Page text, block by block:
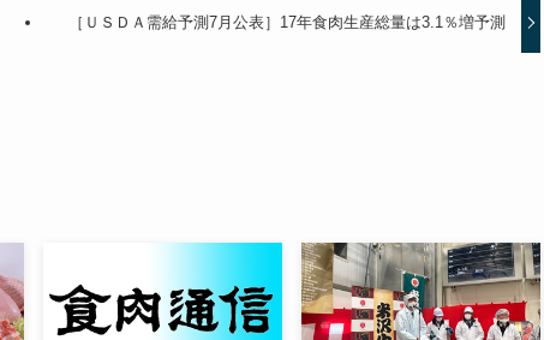
［ＵＳＤＡ需給予測7月公表］17年食肉生産総量は3.1％増予測